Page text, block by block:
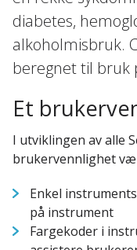
diabetes,
alkoholmisbruk.
beregnet til bruk
Et
I utviklingen av alle
brukervennlighet
Enkel
på instrument
Fargekoder i